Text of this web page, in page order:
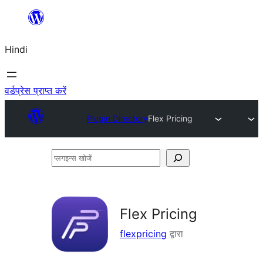
सामग्री
जाएं
Hindi
वर्डप्रेस प्राप्त करें
Plugin DirectoryFlex Pricing
प्लगइन्स
Flex Pricing
flexpricing द्वारा